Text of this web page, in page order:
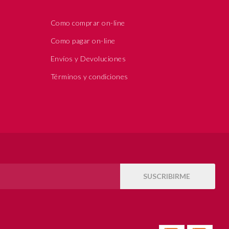
SUSCRIBIRME
Como comprar on-line
Como pagar on-line
Envíos y Devoluciones
Términos y condiciones